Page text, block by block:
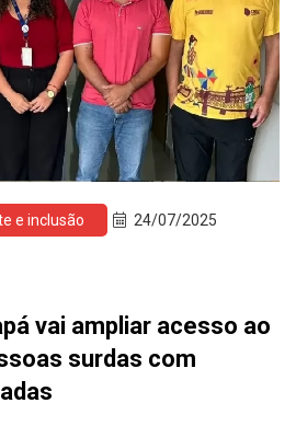
e inclusão 24/07/2025
vai ampliar acesso ao
surdas com